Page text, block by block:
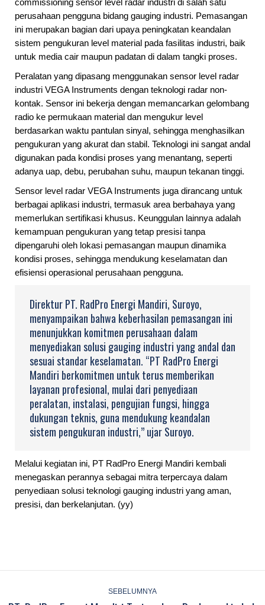
commissioning sensor level radar industri di salah satu
perusahaan pengguna bidang gauging industri. Pemasangan
ini merupakan bagian dari upaya peningkatan keandalan
sistem pengukuran level material pada fasilitas industri, baik
untuk media cair maupun padatan di dalam tangki proses.
Peralatan yang dipasang menggunakan sensor level radar
industri VEGA Instruments dengan teknologi radar non-
kontak. Sensor ini bekerja dengan memancarkan gelombang
radio ke permukaan material dan mengukur level
berdasarkan waktu pantulan sinyal, sehingga menghasilkan
pengukuran yang akurat dan stabil. Teknologi ini sangat andal
digunakan pada kondisi proses yang menantang, seperti
adanya uap, debu, perubahan suhu, maupun tekanan tinggi.
Sensor level radar VEGA Instruments juga dirancang untuk
berbagai aplikasi industri, termasuk area berbahaya yang
memerlukan sertifikasi khusus. Keunggulan lainnya adalah
kemampuan pengukuran yang tetap presisi tanpa
dipengaruhi oleh lokasi pemasangan maupun dinamika
kondisi proses, sehingga mendukung keselamatan dan
efisiensi operasional perusahaan pengguna.
Direktur PT. RadPro Energi Mandiri, Suroyo,
menyampaikan bahwa keberhasilan pemasangan ini
menunjukkan komitmen perusahaan dalam
menyediakan solusi gauging industri yang andal dan
sesuai standar keselamatan. “PT RadPro Energi
Mandiri berkomitmen untuk terus memberikan
layanan profesional, mulai dari penyediaan
peralatan, instalasi, pengujian fungsi, hingga
dukungan teknis, guna mendukung keandalan
sistem pengukuran industri,” ujar Suroyo.
Melalui kegiatan ini, PT RadPro Energi Mandiri kembali
menegaskan perannya sebagai mitra terpercaya dalam
penyediaan solusi teknologi gauging industri yang aman,
presisi, dan berkelanjutan. (yy)
navigation
SEBELUMNYA